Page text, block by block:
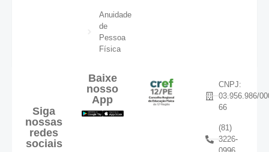
Anuidade
de
Pessoa
Física
Siga
nossas
redes
sociais
Baixe
nosso
App
CNPJ:
03.956.986/
66
(81)
3226-